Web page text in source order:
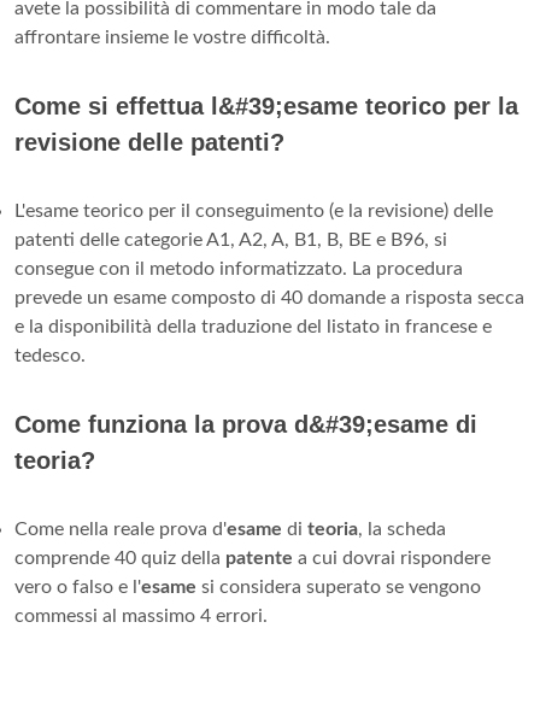
avete la possibilità di commentare in modo tale da
affrontare insieme le vostre difficoltà.
Come si effettua l&#39;esame teorico per la
revisione delle patenti?
L'esame teorico per il conseguimento (e la revisione) delle
patenti delle categorie A1, A2, A, B1, B, BE e B96, si
consegue con il metodo informatizzato. La procedura
prevede un esame composto di 40 domande a risposta secca
e la disponibilità della traduzione del listato in francese e
tedesco.
Come funziona la prova d&#39;esame di
teoria?
Come nella reale prova d'esame di teoria, la scheda
comprende 40 quiz della patente a cui dovrai rispondere
vero o falso e l'esame si considera superato se vengono
commessi al massimo 4 errori.